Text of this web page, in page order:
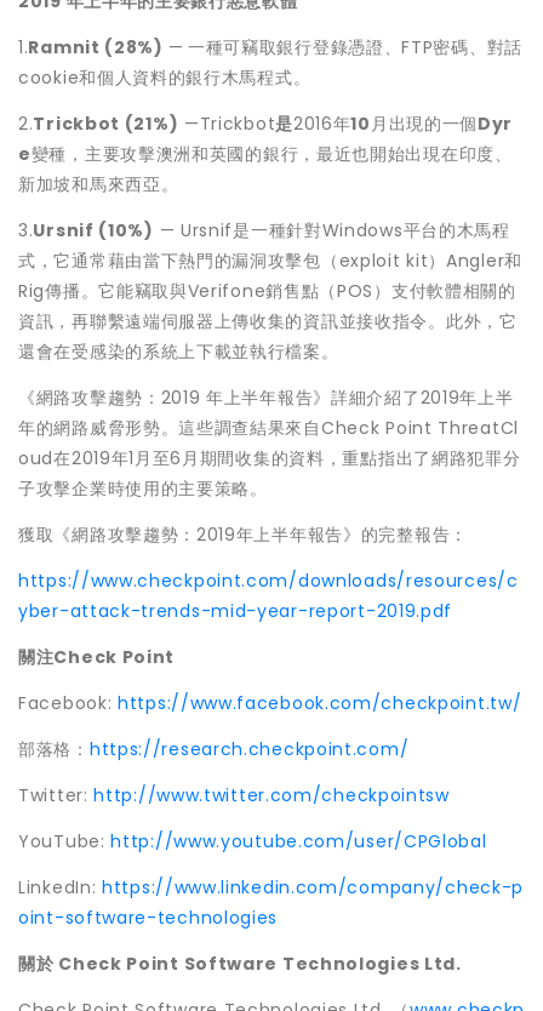
1.Ramnit (28%) — 一種可竊取銀行登錄憑證、FTP密碼、對話
cookie和個人資料的銀行木馬程式。
2.Trickbot (21%) —Trickbot是2016年10月出現的一個Dyr
e變種，主要攻擊澳洲和英國的銀行，最近也開始出現在印度、
新加坡和馬來西亞。
3.Ursnif (10%) — Ursnif是一種針對Windows平台的木馬程
式，它通常藉由當下熱門的漏洞攻擊包（exploit kit）Angler和
Rig傳播。它能竊取與Verifone銷售點（POS）支付軟體相關的
資訊，再聯繫遠端伺服器上傳收集的資訊並接收指令。此外，它
還會在受感染的系統上下載並執行檔案。
《網路攻擊趨勢：2019 年上半年報告》詳細介紹了2019年上半
年的網路威脅形勢。這些調查結果來自Check Point ThreatCl
oud在2019年1月至6月期間收集的資料，重點指出了網路犯罪分
子攻擊企業時使用的主要策略。
獲取《網路攻擊趨勢：2019年上半年報告》的完整報告：
https://www.checkpoint.com/downloads/resources/c
yber-attack-trends-mid-year-report-2019.pdf
關注Check Point
Facebook: https://www.facebook.com/checkpoint.tw/
部落格： https://research.checkpoint.com/
Twitter:http://www.twitter.com/checkpointsw
YouTube:http://www.youtube.com/user/CPGlobal
LinkedIn: https://www.linkedin.com/company/check-p
oint-software-technologies
關於 Check Point Software Technologies Ltd.